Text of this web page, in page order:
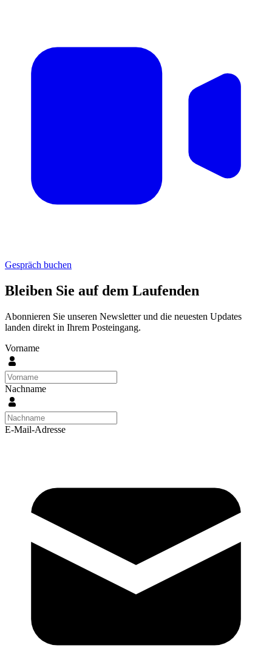
Gespräch buchen
Bleiben Sie auf dem Laufenden
Abonnieren Sie unseren Newsletter und die neuesten Updates
landen direkt in Ihrem Posteingang.
Vorname
Nachname
E-Mail-Adresse